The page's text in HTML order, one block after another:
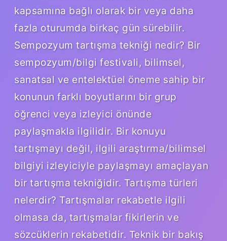
kapsamına bağlı olarak bir veya daha
fazla oturumda birkaç gün sürebilir.
Sempozyum tartışma tekniği nedir? Bir
sempozyum/bilgi festivali, bilimsel,
sanatsal ve entelektüel öneme sahip bir
konunun farklı boyutlarını bir grup
öğrenci veya izleyici önünde
paylaşmakla ilgilidir. Bir konuyu
tartışmayı değil, ilgili araştırma/bilimsel
bilgiyi izleyiciyle paylaşmayı amaçlayan
bir tartışma tekniğidir. Tartışma türleri
nelerdir? Tartışmalar rekabetle ilgili
olmasa da, tartışmalar fikirlerin ve
sözcüklerin rekabetidir. Teknik bir bakış